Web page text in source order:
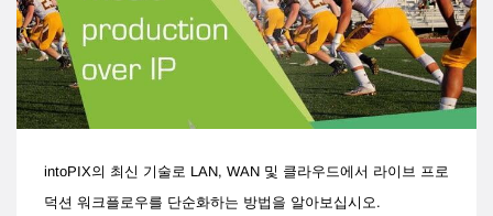
intoPIX의 최신 기술로 LAN, WAN 및 클라우드에서 라이브 프로
덕션 워크플로우를 단순화하는 방법을 알아보십시오.